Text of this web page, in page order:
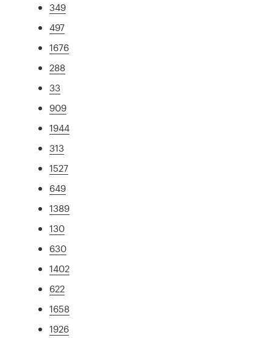
349
497
1676
288
33
909
1944
313
1527
649
1389
130
630
1402
622
1658
1926